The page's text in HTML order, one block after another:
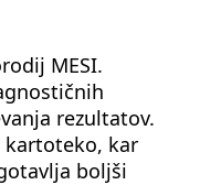
MESI.
rezultatov.
kartoteko, kar
boljši